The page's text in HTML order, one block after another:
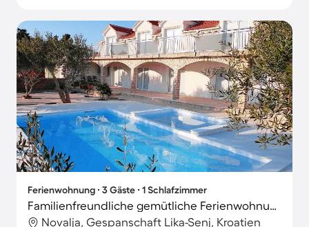
Ferienwohnung ∙ 3 Gäste ∙ 1 Schlafzimmer
Familienfreundliche gemütliche Ferienwohnung mit Grill, Garten und Terrasse | Bergblick | Hunde erlaubt
Novalja, Gespanschaft Lika-Senj, Kroatien